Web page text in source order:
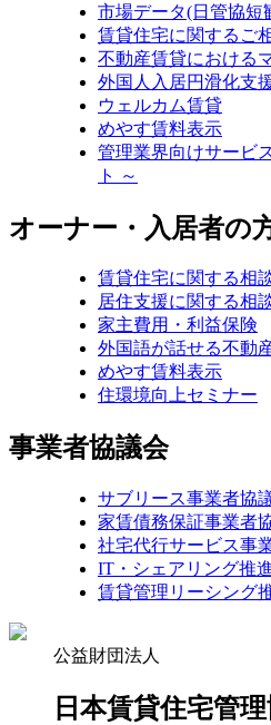
市場データ(日管協短
賃貸住宅に関するご
不動産賃貸における
外国人入居円滑化支
ウェルカム賃貸
めやす賃料表示
管理業界向けサービ
ト ～
オーナー・入居者の
賃貸住宅に関する相
居住支援に関する相
家主費用・利益保険
外国語が話せる不動
めやす賃料表示
住環境向上セミナー
事業者協議会
サブリース事業者協
家賃債務保証事業者
社宅代行サービス事
IT・シェアリング推
賃貸管理リーシング
公益財団法人
日本賃貸住宅管